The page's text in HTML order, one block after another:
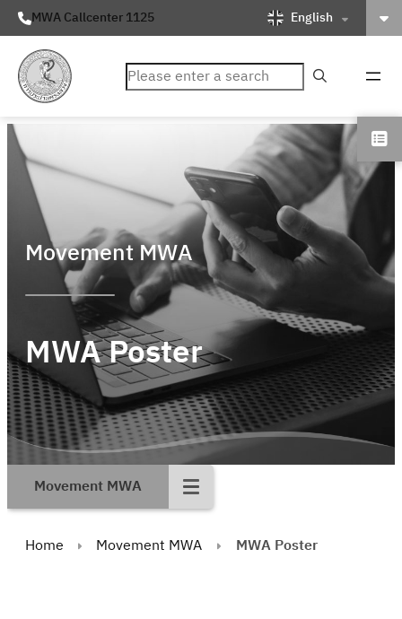
MWA Callcenter 1125 English
ค้นหา
Movement MWA
MWA Poster
Movement MWA
Home Movement MWA MWA Poster